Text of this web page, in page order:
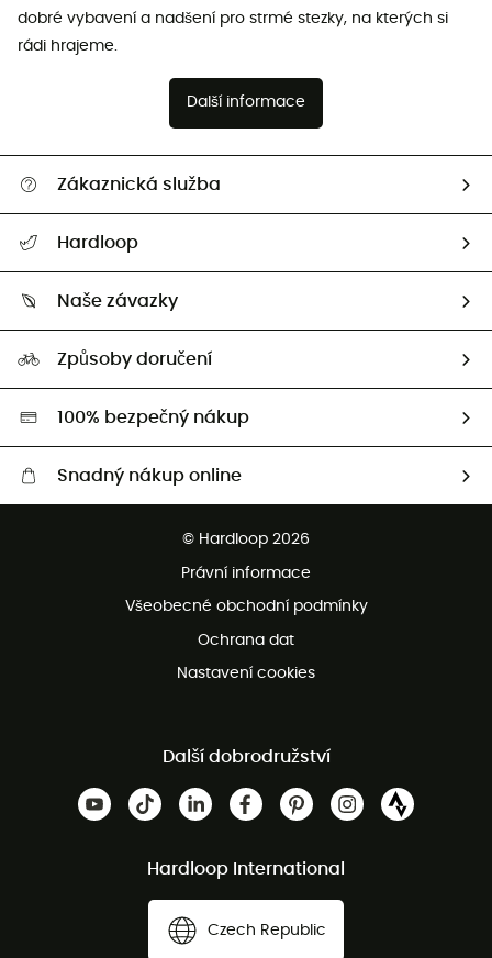
dobré vybavení a nadšení pro strmé stezky, na kterých si
rádi hrajeme.
Další informace
Zákaznická služba
Vrácení zboží a peněz
Hardloop
Naši Ambasadoři
Naše závazky
Second hand
HardGreen
Způsoby doručení
100% bezpečný nákup
Snadný nákup online
Bezplatné vrácení do 100 dnů
Bezplatná zákaznická služba
© Hardloop 2026
Právní informace
Všeobecné obchodní podmínky
Ochrana dat
Nastavení cookies
Další dobrodružství
Hardloop International
Czech Republic